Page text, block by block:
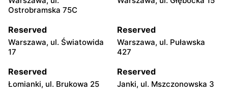
Ostrobramska 75C
Reserved
Warszawa, ul. Światowida
17
Reserved
Warszawa, ul. Puławska
427
Reserved
Łomianki, ul. Brukowa 25
Reserved
Janki, ul. Mszczonowska 3